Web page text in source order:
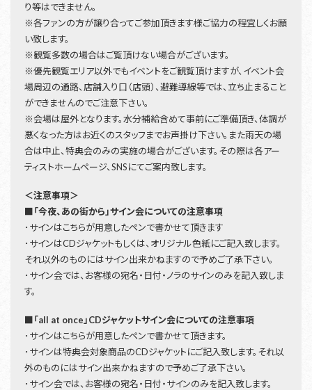
り等はできません。
※各ファンの方が譲り合ってご参加頂きます様ご協力の程宜しくお願
い致します。
※観覧多数の場合はご覧頂けない場合がございます。
※優先観覧エリア以外でもイベントをご観覧頂けますが、イベント会
場周辺の通路、店舗入り口（店頭）、避難導線等では、立ち止まること
ができませんのでご注意下さい。
※会場は屋外となります。水分補給含めて事前にご準備頂き、体調が
悪くなった方はお近くのスタッフまでお声掛け下さい。また雨天の場
合は中止、特典会のみの実施の場合がございます。その際は各アー
ティストホームページ、SNSにてご案内致します。
＜注意事項＞
■「今夜、あの街から」サイン会についての注意事項
･サインはこちらが用意したペンで書かせて頂きます
･サインはCDジャケットもしくは、オリジナル色紙にご記入致します。
それ以外のものにはサイン出来かねますので予めご了承下さい。
･サイン会では、お客様の宛名・日付・ノラのサインのみを記入致しま
す。
■「all at once」CDジャケットサイン会についての注意事項
･サインはこちらが用意したペンで書かせて頂きます。
･サインは特典会対象商品のCDジャケットにご記入致します。それ以
外のものにはサイン出来かねますので予めご了承下さい。
･サイン会では、お客様の宛名・日付・サインのみを記入致します。